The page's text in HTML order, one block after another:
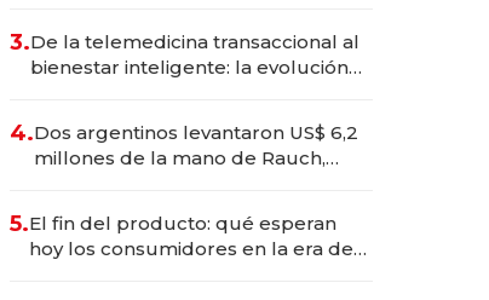
marcas "fast premium"
3.De la telemedicina transaccional al
bienestar inteligente: la evolución
4.Dos argentinos levantaron US$ 6,2
millones de la mano de Rauch,
5.El fin del producto: qué esperan
hoy los consumidores en la era de